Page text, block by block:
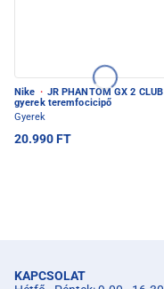
Nike · JR PHANTOM GX 2 CLUB
gyerek teremfocicipő
Gyerek
20.990 FT
KAPCSOLAT